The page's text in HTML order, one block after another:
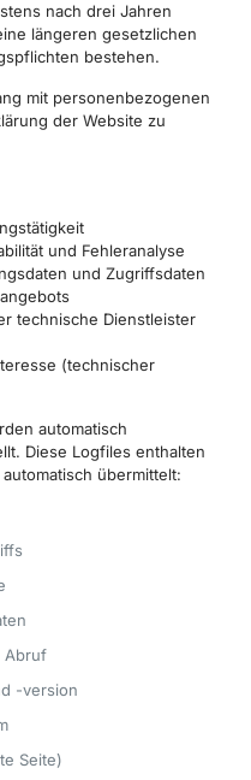
nach drei Jahren
längeren gesetzlichen
bestehen.
mit personenbezogenen
der Website zu
und Fehleranalyse
und Zugriffsdaten
technische Dienstleister
(technischer
automatisch
Diese Logfiles enthalten
übermittelt:
Abruf
-version
Seite)